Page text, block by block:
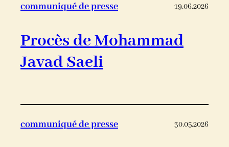
communiqué de presse 19.06.2026
Procès de Mohammad
Javad Saeli
communiqué de presse 30.05.2026